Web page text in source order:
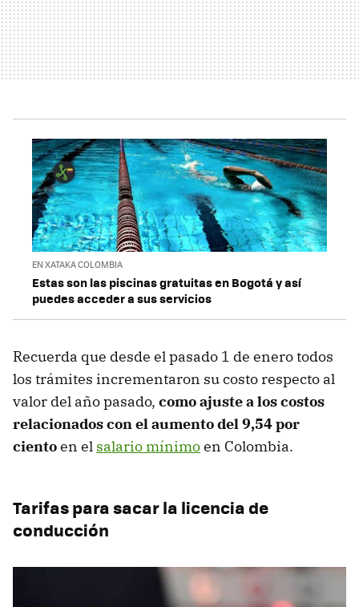
EN XATAKA COLOMBIA
Estas son las piscinas gratuitas en Bogotá y así
puedes acceder a sus servicios
Recuerda que desde el pasado 1 de enero todos
los trámites incrementaron su costo respecto al
valor del año pasado, como ajuste a los costos
relacionados con el aumento del 9,54 por
cientoen el salario mínimoen Colombia.
Tarifas para sacar la licencia de
conducción